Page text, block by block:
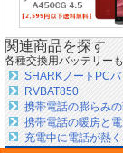
関連商品を探す
各種交換用バッテリー
SHARKノートPC
RVBAT850
携帯電話の膨らみ
携帯電話の暖房と
充電中に電話が熱